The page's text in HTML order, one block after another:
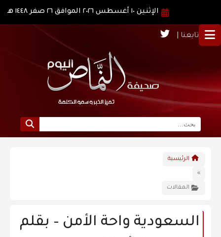
الإثنين ١٠ أغسطس ٢٠٢٦ الموافق ٢٦ صفر ١٤٤٨ هـ
تابعنا |
نبذة عن النماص
الرؤية و الرسالة
الاخبار
الرئيسية
»
المقالات
السعودية واحة الأمن – بقلم